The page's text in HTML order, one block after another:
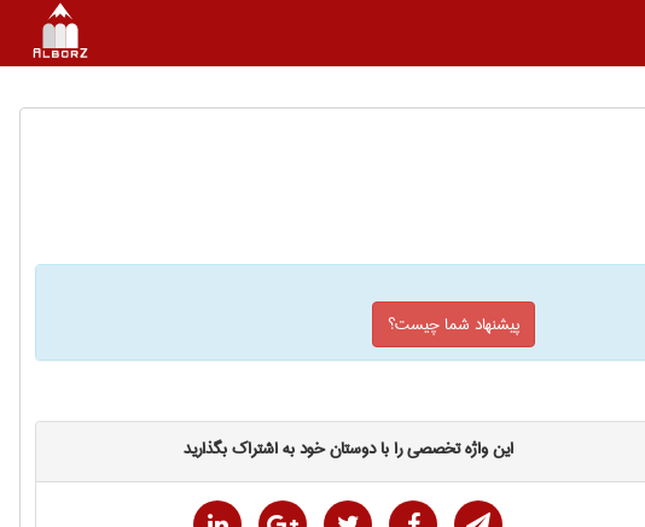
پیشنهاد شما چیست؟
این واژه تخصصی را با دوستان خود به اشتراک بگذارید